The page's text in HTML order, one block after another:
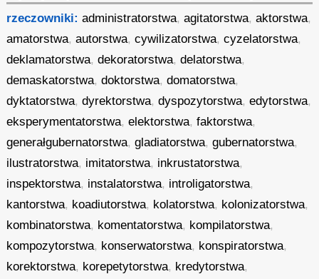
rzeczowniki: administratorstwa,agitatorstwa,aktorstwa,
amatorstwa,autorstwa,cywilizatorstwa,cyzelatorstwa,
deklamatorstwa,dekoratorstwa,delatorstwa,
demaskatorstwa,doktorstwa,domatorstwa,
dyktatorstwa,dyrektorstwa,dyspozytorstwa,edytorstwa,
eksperymentatorstwa,elektorstwa,faktorstwa,
generałgubernatorstwa,gladiatorstwa,gubernatorstwa,
ilustratorstwa, imitatorstwa, inkrustatorstwa,
inspektorstwa, instalatorstwa, introligatorstwa,
kantorstwa, koadiutorstwa, kolatorstwa, kolonizatorstwa,
kombinatorstwa, komentatorstwa, kompilatorstwa,
kompozytorstwa, konserwatorstwa, konspiratorstwa,
korektorstwa, korepetytorstwa, kredytorstwa,